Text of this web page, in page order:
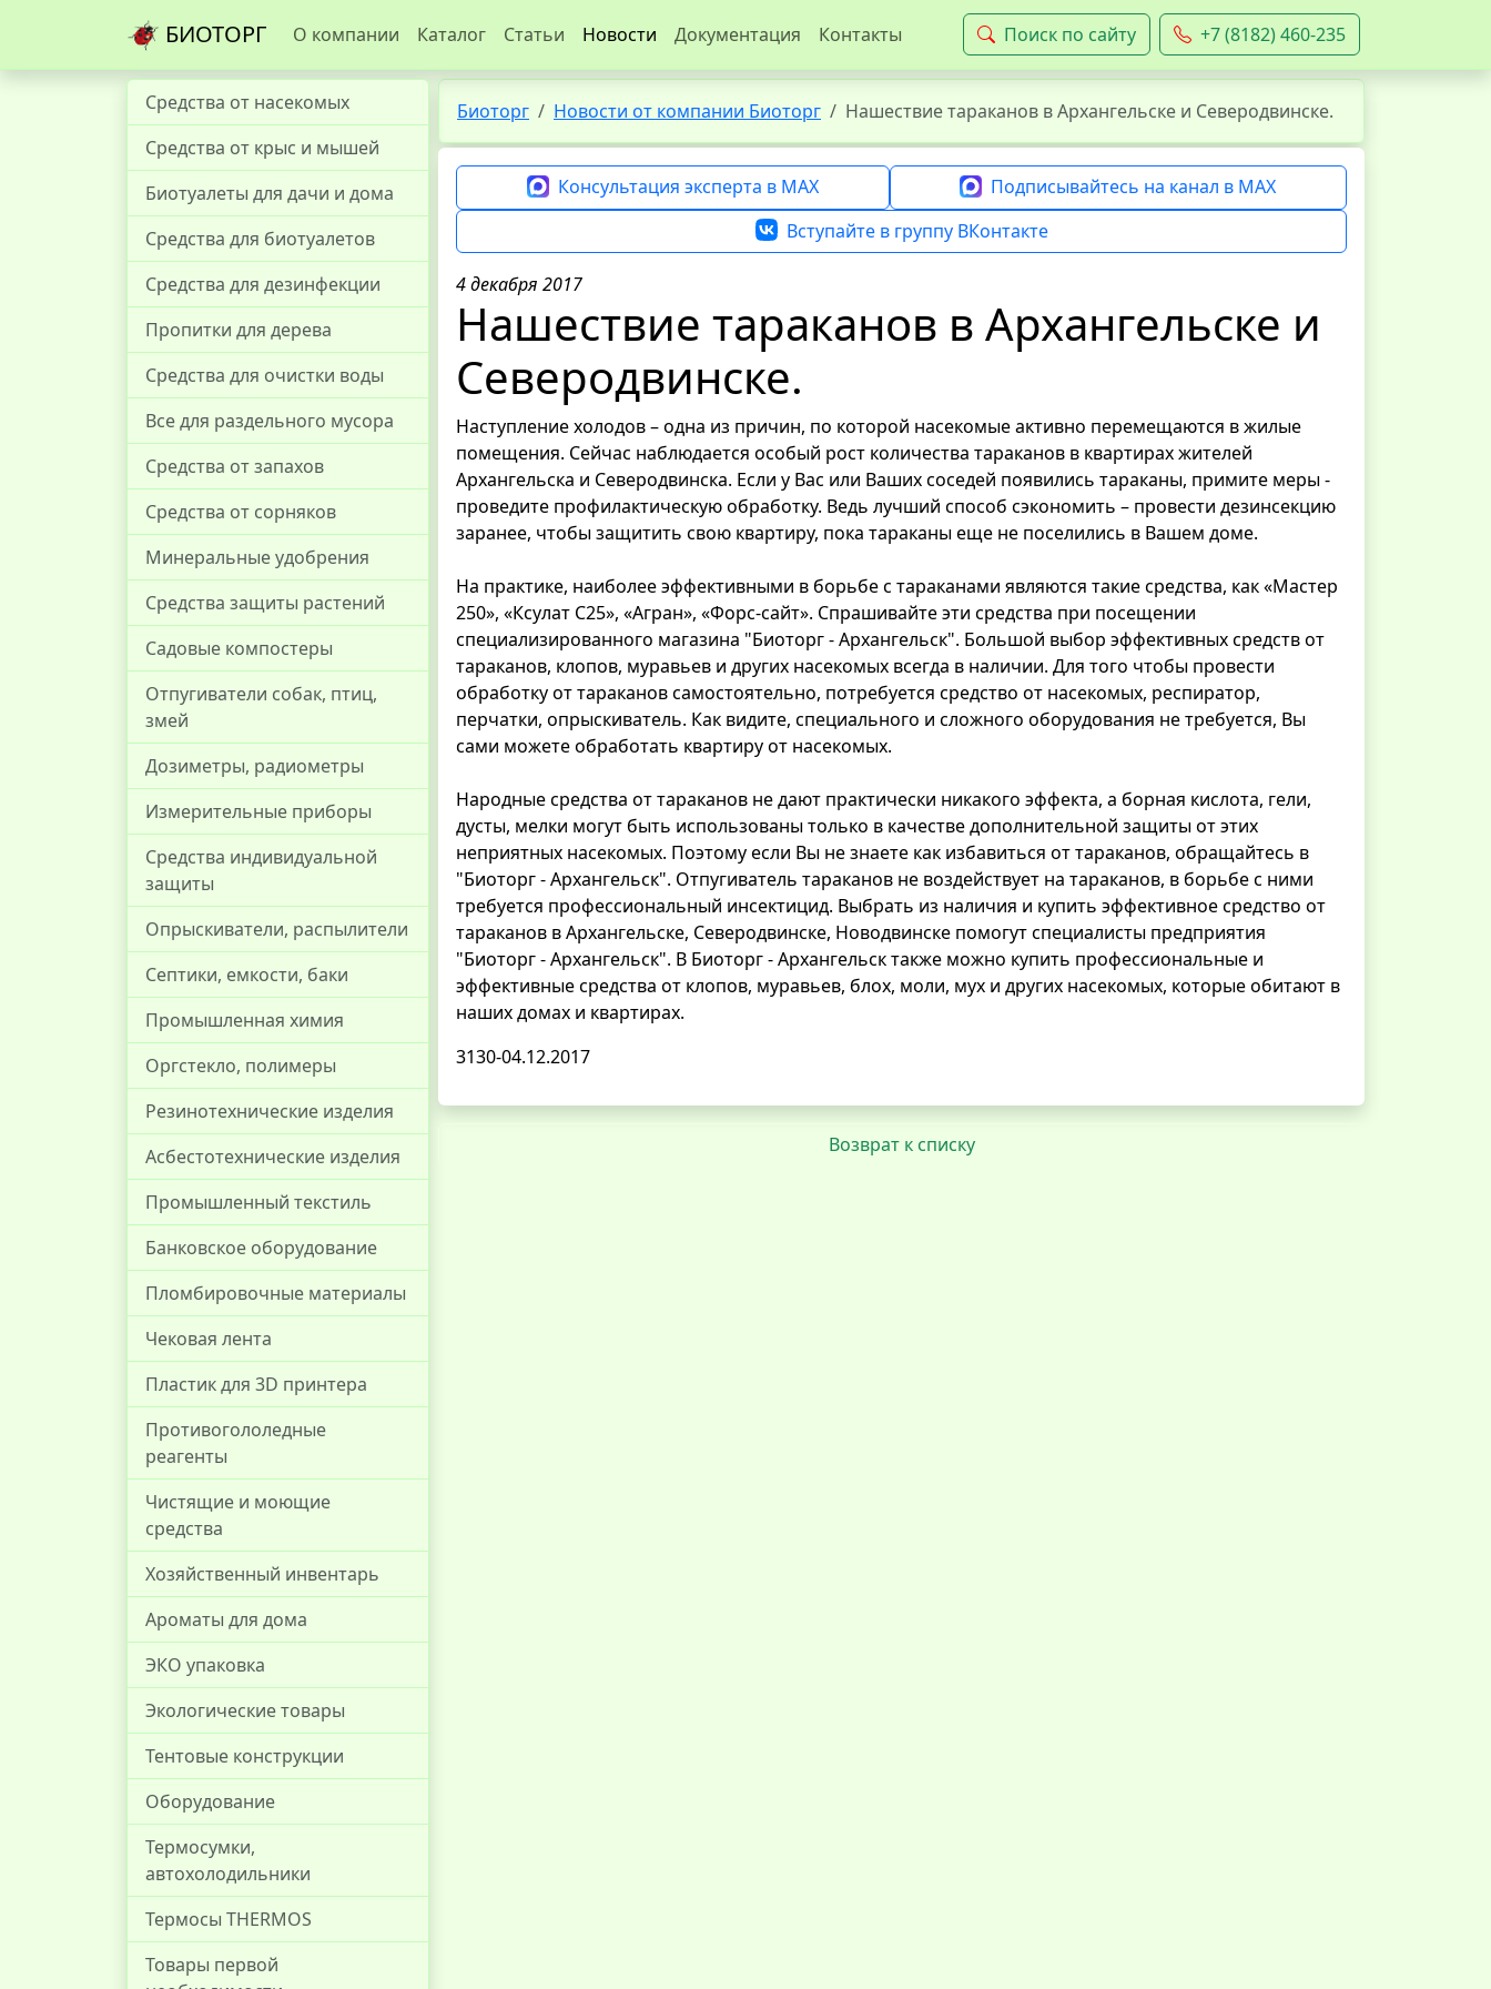
БИОТОРГ О компании Каталог Статьи Новости Документация Контакты Поиск по сайту +7 (8182) 460-235
Средства от насекомых
Средства от крыс и мышей
Биотуалеты для дачи и дома
Средства для биотуалетов
Средства для дезинфекции
Пропитки для дерева
Средства для очистки воды
Все для раздельного мусора
Средства от запахов
Средства от сорняков
Минеральные удобрения
Средства защиты растений
Садовые компостеры
Отпугиватели собак, птиц,
змей
Дозиметры, радиометры
Измерительные приборы
Средства индивидуальной
защиты
Опрыскиватели, распылители
Септики, емкости, баки
Промышленная химия
Оргстекло, полимеры
Резинотехнические изделия
Асбестотехнические изделия
Промышленный текстиль
Банковское оборудование
Пломбировочные материалы
Чековая лента
Пластик для 3D принтера
Противогололедные
реагенты
Чистящие и моющие
средства
Хозяйственный инвентарь
Ароматы для дома
ЭКО упаковка
Экологические товары
Тентовые конструкции
Оборудование
Термосумки,
автохолодильники
Термосы THERMOS
Товары первой
Биоторг Новости от компании Биоторг Нашествие тараканов в Архангельске и Северодвинске.
Консультация эксперта в MAX
Подписывайтесь на канал в MAX
Вступайте в группу ВКонтакте
4 декабря 2017
Нашествие тараканов в Архангельске и
Северодвинске.
Наступление холодов – одна из причин, по которой насекомые активно перемещаются в жилые
помещения. Сейчас наблюдается особый рост количества тараканов в квартирах жителей
Архангельска и Северодвинска. Если у Вас или Ваших соседей появились тараканы, примите меры -
проведите профилактическую обработку. Ведь лучший способ сэкономить – провести дезинсекцию
заранее, чтобы защитить свою квартиру, пока тараканы еще не поселились в Вашем доме.
На практике, наиболее эффективными в борьбе с тараканами являются такие средства, как «Мастер
250», «Ксулат С25», «Агран», «Форс-сайт». Спрашивайте эти средства при посещении
специализированного магазина "Биоторг - Архангельск". Большой выбор эффективных средств от
тараканов, клопов, муравьев и других насекомых всегда в наличии. Для того чтобы провести
обработку от тараканов самостоятельно, потребуется средство от насекомых, респиратор,
перчатки, опрыскиватель. Как видите, специального и сложного оборудования не требуется, Вы
сами можете обработать квартиру от насекомых.
Народные средства от тараканов не дают практически никакого эффекта, а борная кислота, гели,
дусты, мелки могут быть использованы только в качестве дополнительной защиты от этих
неприятных насекомых. Поэтому если Вы не знаете как избавиться от тараканов, обращайтесь в
"Биоторг - Архангельск". Отпугиватель тараканов не воздействует на тараканов, в борьбе с ними
требуется профессиональный инсектицид. Выбрать из наличия и купить эффективное средство от
тараканов в Архангельске, Северодвинске, Новодвинске помогут специалисты предприятия
"Биоторг - Архангельск". В Биоторг - Архангельск также можно купить профессиональные и
эффективные средства от клопов, муравьев, блох, моли, мух и других насекомых, которые обитают в
наших домах и квартирах.
3130-04.12.2017
Возврат к списку